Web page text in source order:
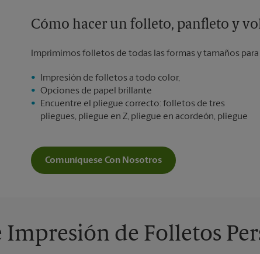
Cómo hacer un folleto, panfleto y
Imprimimos folletos de todas las formas y tamaños
Impresión de folletos a todo color,
Opciones de papel brillante
Encuentre el pliegue correcto: folletos de tres
pliegues, pliegue en Z, pliegue en acordeón, pliegue
Comuníquese Con Nosotros
Impresión de Folletos